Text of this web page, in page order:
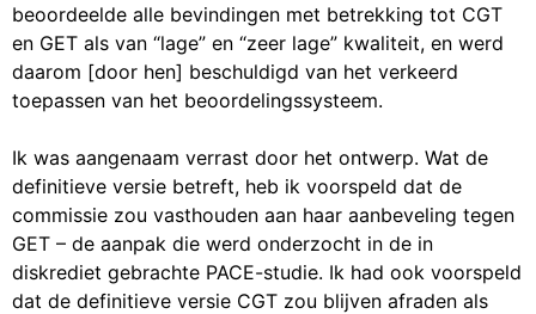
beoordeelde alle bevindingen met betrekking tot CGT
en GET als van “lage” en “zeer lage” kwaliteit, en werd
daarom [door hen] beschuldigd van het verkeerd
toepassen van het beoordelingssysteem.
Ik was aangenaam verrast door het ontwerp. Wat de
definitieve versie betreft, heb ik voorspeld dat de
commissie zou vasthouden aan haar aanbeveling tegen
GET – de aanpak die werd onderzocht in de in
diskrediet gebrachte PACE-studie. Ik had ook voorspeld
dat de definitieve versie CGT zou blijven afraden als